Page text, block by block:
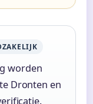
worden
Dronten en